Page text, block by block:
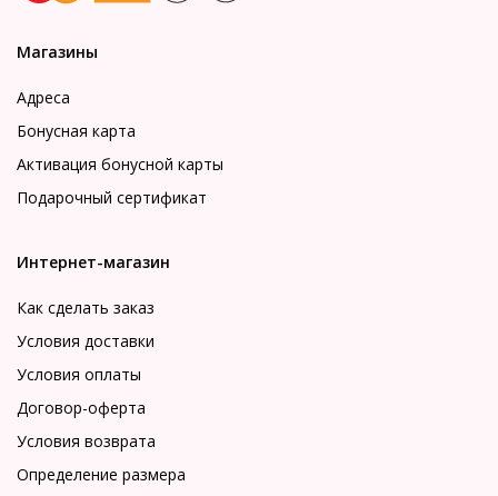
Магазины
Адреса
Бонусная карта
Активация бонусной карты
Подарочный сертификат
Интернет-магазин
Как сделать заказ
Условия доставки
Условия оплаты
Договор-оферта
Условия возврата
Определение размера